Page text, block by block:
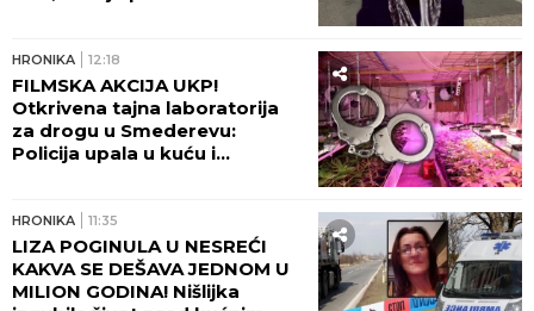
HRONIKA 12:18
FILMSKA AKCIJA UKP!
Otkrivena tajna laboratorija
za drogu u Smederevu:
Policija upala u kuću i
HRONIKA 11:35
LIZA POGINULA U NESREĆI
KAKVA SE DEŠAVA JEDNOM U
MILION GODINA! Nišlijka